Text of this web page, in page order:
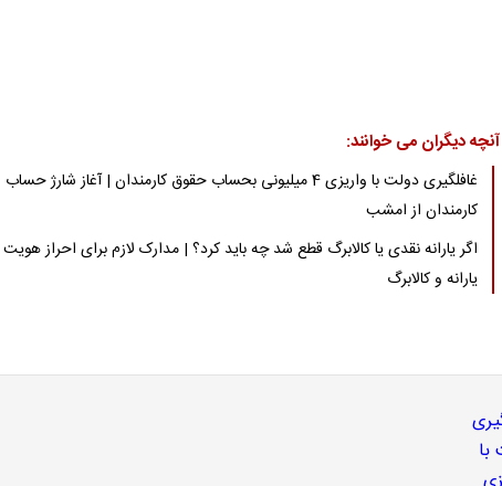
آنچه دیگران می خوانند:
غافلگیری دولت با واریزی 4 میلیونی بحساب حقوق کارمندان | آغاز شارژ حساب
کارمندان از امشب
اگر یارانه نقدی یا کالابرگ قطع شد چه باید کرد؟ | مدارک لازم برای احراز هویت
یارانه و کالابرگ